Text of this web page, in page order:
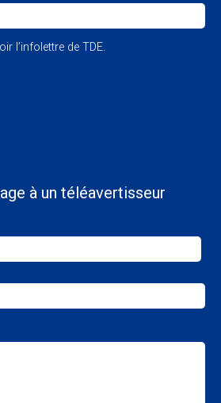
l’infolettre de TDE.
à un téléavertisseur